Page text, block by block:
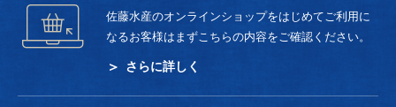
佐藤水産のオンラインショップをはじめてご利用に
なるお客様はまずこちらの内容をご確認ください。
さらに詳しく